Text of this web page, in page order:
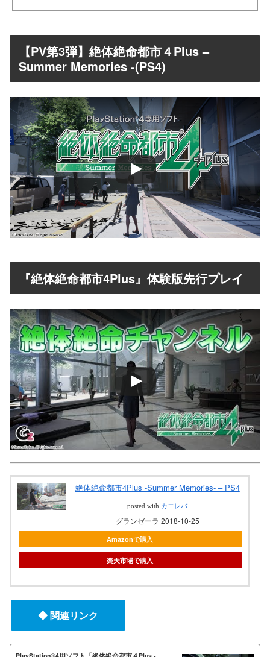
【PV第3弾】絶体絶命都市４Plus –
Summer Memories -(PS4)
『絶体絶命都市4Plus』体験版先行プレイ
絶体絶命都市4Plus -Summer Memories- – PS4
posted with カエレバ
グランゼーラ 2018-10-25
Amazonで購入
楽天市場で購入
◆ 関連リンク